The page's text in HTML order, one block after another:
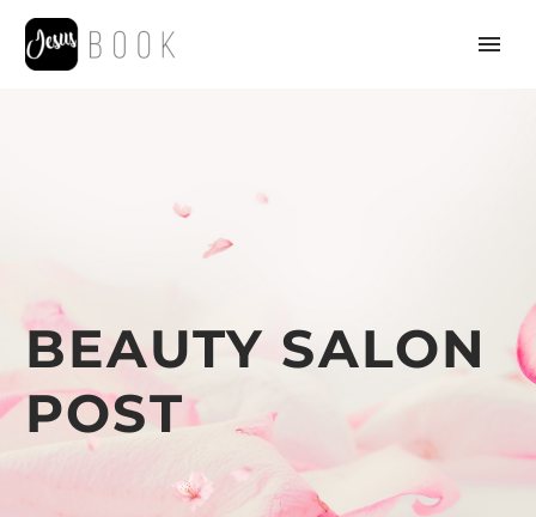
BEAUTY SALON
POST